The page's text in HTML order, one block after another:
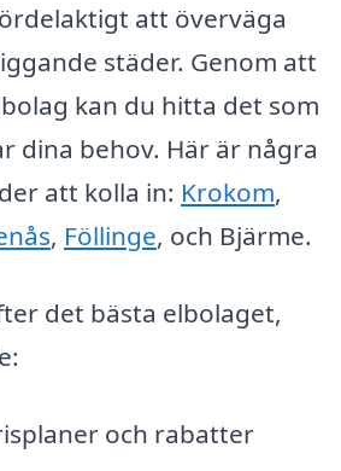
att överväga
städer. Genom att
kan du hitta det som
dina behov. Här är några
att kolla in: Krokom,
, Föllinge, och Bjärme.
det bästa elbolaget,
och rabatter